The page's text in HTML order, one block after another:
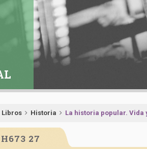
Libros Historia La historia popular. Vida
27